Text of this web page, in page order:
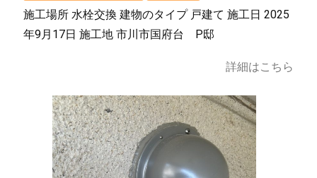
施工場所 水栓交換 建物のタイプ 戸建て 施工日 2025
年9月17日 施工地 市川市国府台 P邸
詳細はこちら